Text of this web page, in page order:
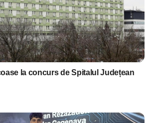
la concurs de Spitalul Județean